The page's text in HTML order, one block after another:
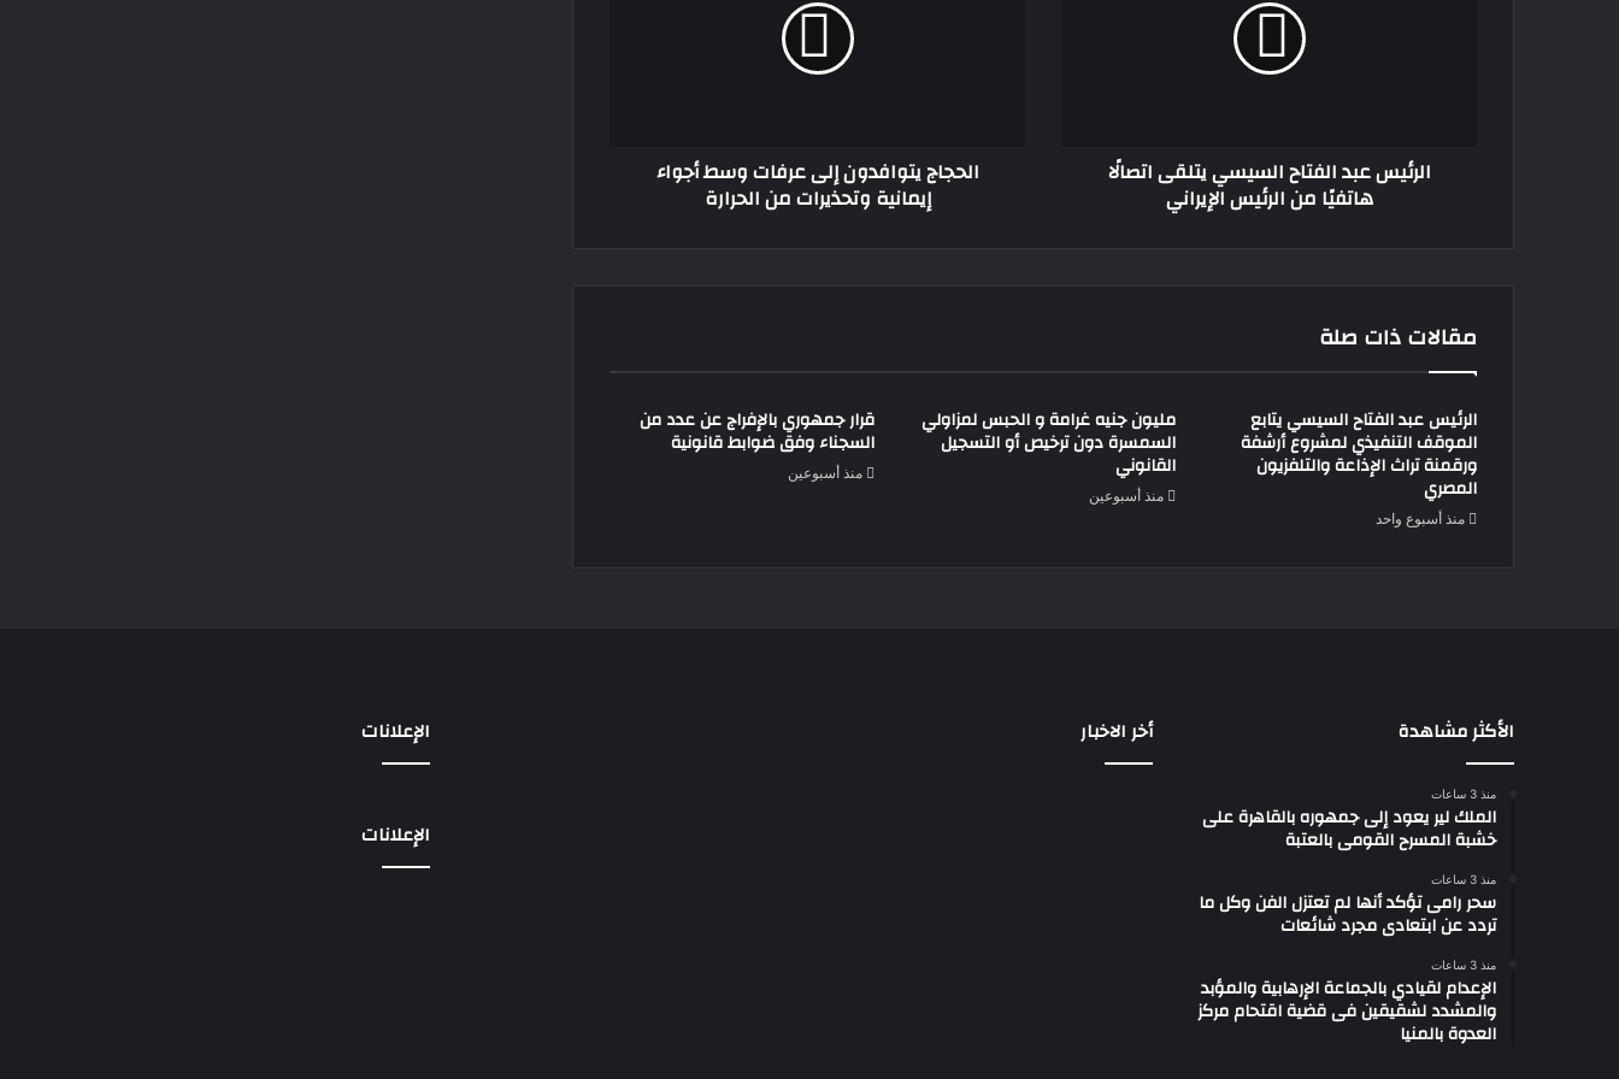
الحكومة تكشف خطة جديدة للسيطرة على
الكلاب الضالة في محافظات الجمهورية
الإيرانيالرئيس عبد الفتاح السيسي يتلقى اتصالًا
هاتفيًا من الرئيس الإيراني
الحجاج يتوافدون إلى عرفات وسط أجواء
إيمانية وتحذيرات من الحرارة
مقالات ذات صلة
الرئيس عبد الفتاح السيسي يتابع
الموقف التنفيذي لمشروع أرشفة
ورقمنة تراث الإذاعة والتلفزيون
المصري
منذ أسبوع واحد
مليون جنيه غرامة و الحبس لمزاولي
السمسرة دون ترخيص أو التسجيل
القانوني
منذ أسبوعين
قرار جمهوري بالإفراج عن عدد من
السجناء وفق ضوابط قانونية
منذ أسبوعين
الأكثر مشاهدة
منذ 3 ساعات
الملك لير يعود إلى جمهوره بالقاهرة على
خشبة المسرح القومى بالعتبة
منذ 3 ساعات
سحر رامى تؤكد أنها لم تعتزل الفن وكل ما
تردد عن ابتعادى مجرد شائعات
منذ 3 ساعات
الإعدام لقيادي بالجماعة الإرهابية والمؤبد
والمشدد لشقيقين فى قضية اقتحام مركز
العدوة بالمنيا
أخر الاخبار الإعلانات
الإعلانات